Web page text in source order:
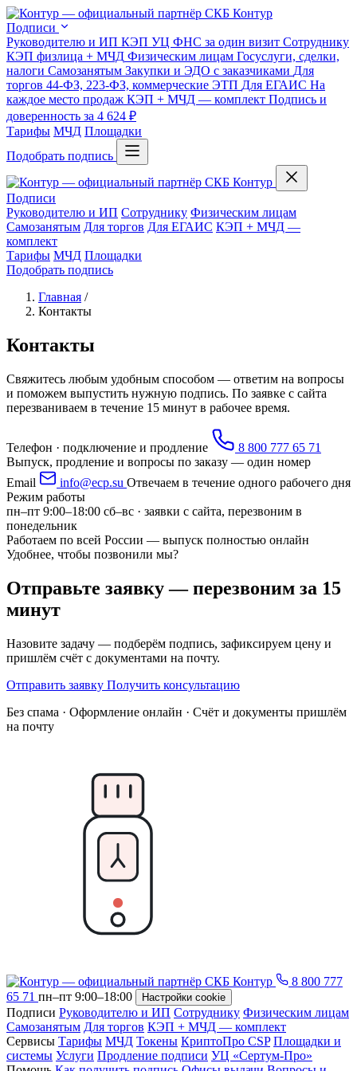
Подписи
Руководителю и ИП КЭП УЦ ФНС за один визит Сотруднику
КЭП физлица + МЧД Физическим лицам Госуслуги, сделки,
налоги Самозанятым Закупки и ЭДО с заказчиками Для
торгов 44-ФЗ, 223-ФЗ, коммерческие ЭТП Для ЕГАИС На
каждое место продаж КЭП + МЧД — комплект Подпись и
доверенность за 4 624 ₽
Тарифы МЧД Площадки
Подобрать подпись
Подписи
Руководителю и ИП Сотруднику Физическим лицам
Самозанятым Для торгов Для ЕГАИС КЭП + МЧД —
комплект
Тарифы МЧД Площадки
Подобрать подпись
Главная /
Контакты
Контакты
Свяжитесь любым удобным способом — ответим на вопросы
и поможем выпустить нужную подпись. По заявке с сайта
перезваниваем в течение 15 минут в рабочее время.
Телефон · подключение и продление
8 800 777 65 71
Выпуск, продление и вопросы по заказу — один номер
Email
info@ecp.su Отвечаем в течение одного рабочего дня
Режим работы
пн–пт 9:00–18:00 сб–вс · заявки с сайта, перезвоним в
понедельник
Работаем по всей России — выпуск полностью онлайн
Удобнее, чтобы позвонили мы?
Отправьте заявку — перезвоним за 15
минут
Назовите задачу — подберём подпись, зафиксируем цену и
пришлём счёт с документами на почту.
Отправить заявку Получить консультацию
Без спама · Оформление онлайн · Счёт и документы пришлём
на почту
8 800 777
65 71 пн–пт 9:00–18:00 Настройки cookie
Подписи Руководителю и ИП Сотруднику Физическим лицам
Самозанятым Для торгов КЭП + МЧД — комплект
Сервисы Тарифы МЧД Токены КриптоПро CSP Площадки и
системы Услуги Продление подписи УЦ «Сертум-Про»